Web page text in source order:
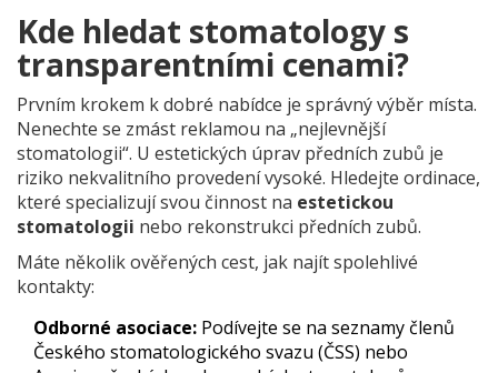
Kde hledat stomatology s
transparentními cenami?
Prvním krokem k dobré nabídce je správný výběr místa.
Nenechte se zmást reklamou na „nejlevnější
stomatologii“. U estetických úprav předních zubů je
riziko nekvalitního provedení vysoké. Hledejte ordinace,
které specializují svou činnost na estetickou
stomatologii nebo rekonstrukci předních zubů.
Máte několik ověřených cest, jak najít spolehlivé
kontakty:
Odborné asociace: Podívejte se na seznamy členů
Českého stomatologického svazu (ČSS) nebo